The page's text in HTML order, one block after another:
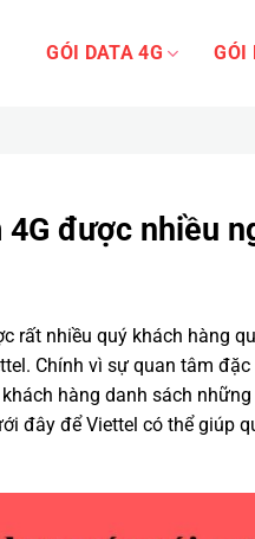
GÓI DATA 4G GÓI
được nhiều
rất nhiều quý khách hàng
Chính vì sự quan tâm
hàng danh sách
đây để Viettel có thể giúp